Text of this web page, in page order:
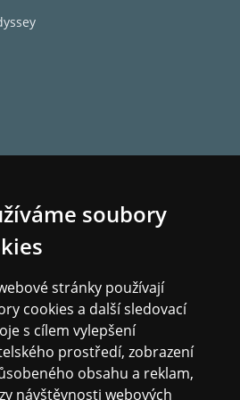
soubory
stránky používají
cookies a další sledovací
s cílem vylepšení
prostředí, zobrazení
obsahu a reklam,
návštěvnosti webových
reproduktorů
rozhovory tak lze přijímat
Tento výrobek získal
za ojedinělou kombinaci
minimalistickým
design těchto sluchátek.
sluchátek pro poslech
stereo sluchátka se systémem
basů a hudebních